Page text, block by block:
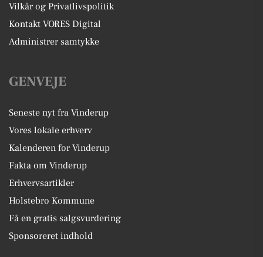
Vilkår og Privatlivspolitik
Kontakt VORES Digital
Administrer samtykke
GENVEJE
Seneste nyt fra Vinderup
Vores lokale erhverv
Kalenderen for Vinderup
Fakta om Vinderup
Erhvervsartikler
Holstebro Kommune
Få en gratis salgsvurdering
Sponsoreret indhold